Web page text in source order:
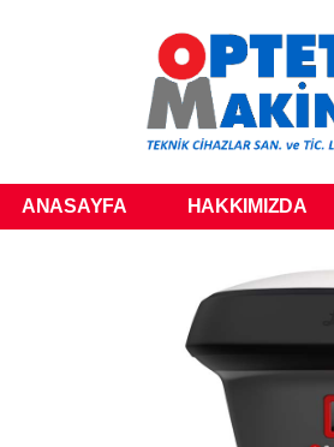
ANASAYFA HAKKIMIZDA